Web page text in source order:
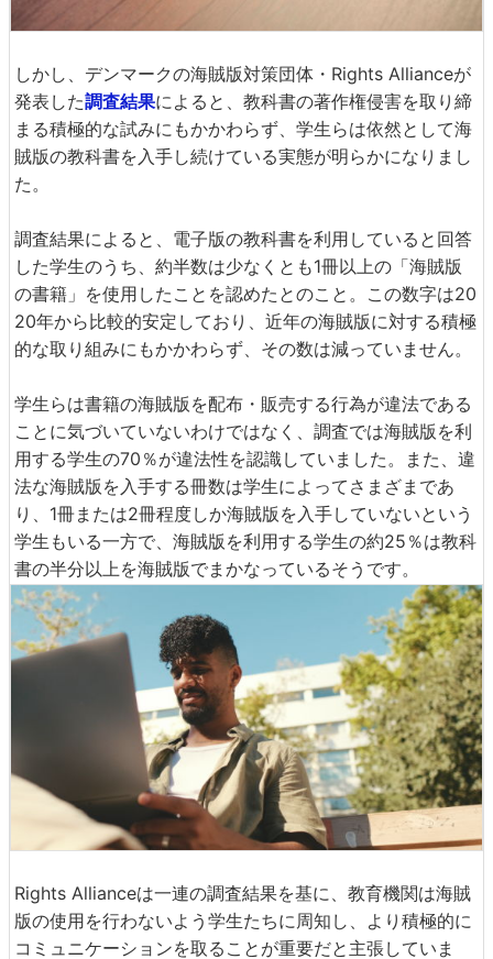
しかし、デンマークの海賊版対策団体・Rights Allianceが
発表した調査結果によると、教科書の著作権侵害を取り締
まる積極的な試みにもかかわらず、学生らは依然として海
賊版の教科書を入手し続けている実態が明らかになりまし
た。
調査結果によると、電子版の教科書を利用していると回答
した学生のうち、約半数は少なくとも1冊以上の「海賊版
の書籍」を使用したことを認めたとのこと。この数字は20
20年から比較的安定しており、近年の海賊版に対する積極
的な取り組みにもかかわらず、その数は減っていません。
学生らは書籍の海賊版を配布・販売する行為が違法である
ことに気づいていないわけではなく、調査では海賊版を利
用する学生の70％が違法性を認識していました。また、違
法な海賊版を入手する冊数は学生によってさまざまであ
り、1冊または2冊程度しか海賊版を入手していないという
学生もいる一方で、海賊版を利用する学生の約25％は教科
書の半分以上を海賊版でまかなっているそうです。
Rights Allianceは一連の調査結果を基に、教育機関は海賊
版の使用を行わないよう学生たちに周知し、より積極的に
コミュニケーションを取ることが重要だと主張していま